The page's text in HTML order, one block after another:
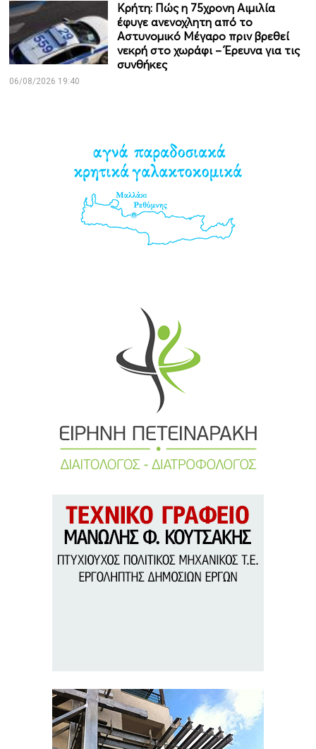
Κρήτη: Πώς η 75χρονη Αιμιλία
έφυγε ανενοχλητη από το
Αστυνομικό Μέγαρο πριν βρεθεί
νεκρή στο χωράφι – Έρευνα για τις
συνθήκες
06/08/2026 19:40